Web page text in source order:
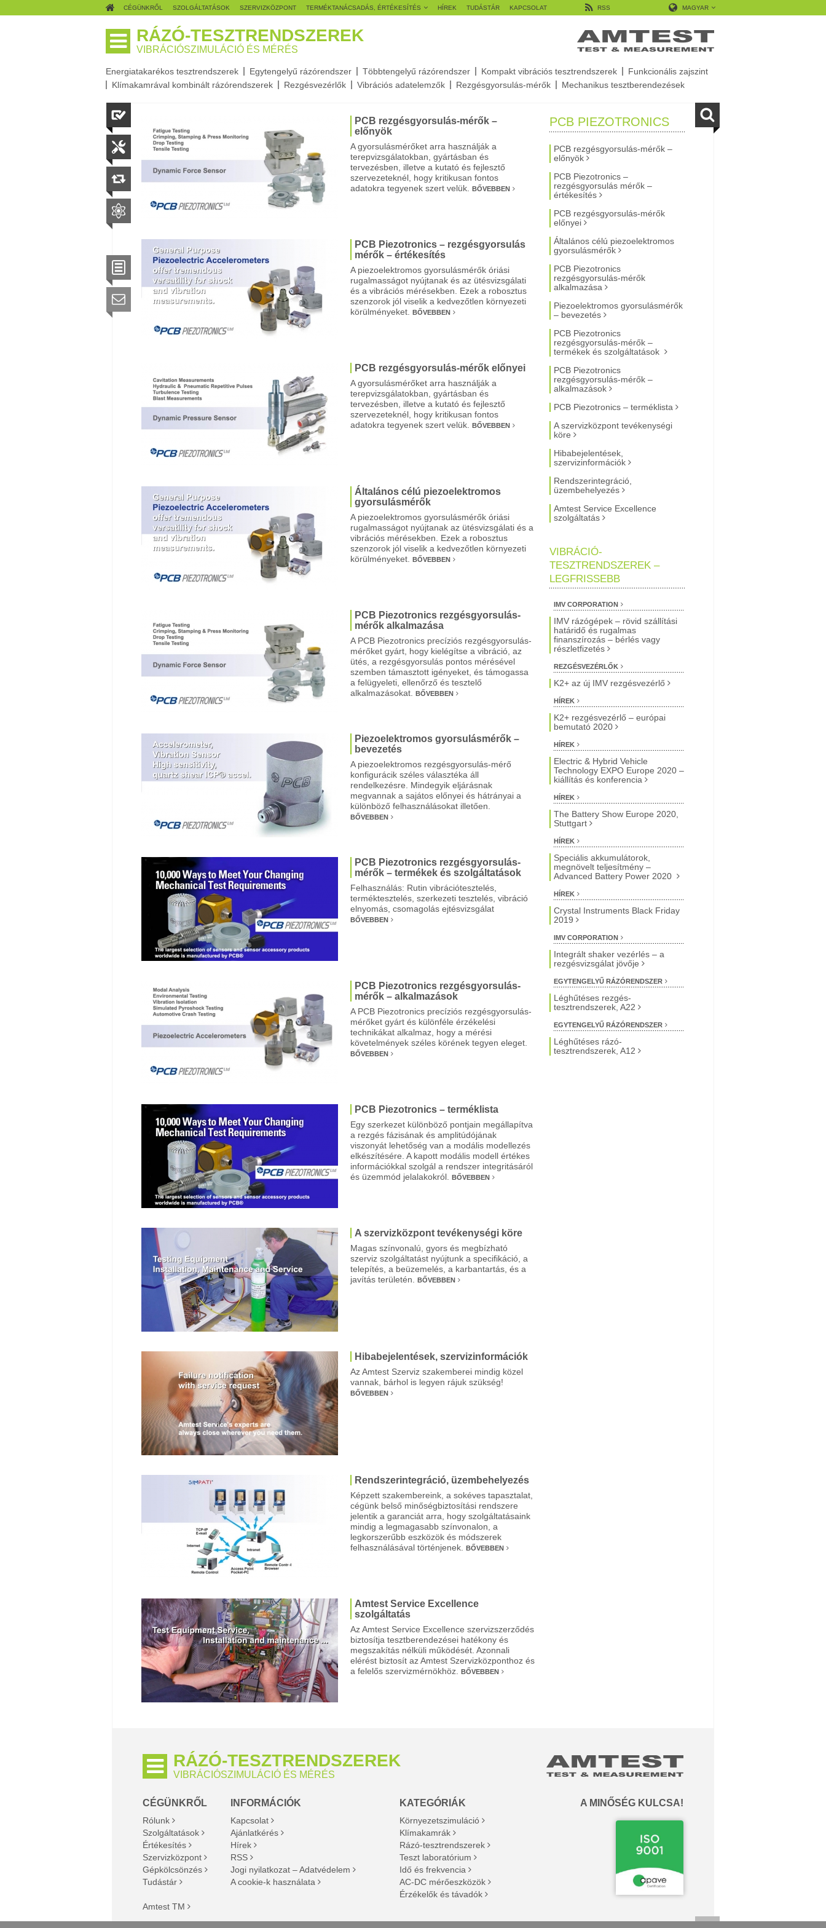
CÉGÜNKRŐL SZOLGÁLTATÁSOK SZERVIZKÖZPONT TERMÉKTANÁCSADÁS, ÉRTÉKESÍTÉS HÍREK TUDÁSTÁR KAPCSOLAT RSS MAGYAR
RÁZÓ-TESZTRENDSZEREK
VIBRÁCIÓSZIMULÁCIÓ ÉS MÉRÉS
Energiatakarékos tesztrendszerek Egytengelyű rázórendszer Többtengelyű rázórendszer Kompakt vibrációs tesztrendszerek
Funkcionális zajszint
Klímakamrával kombinált rázórendszerek
Rezgésvezérlők Vibrációs adatelemzők Rezgésgyorsulás-mérők Mechanikus tesztberendezések
PCB rezgésgyorsulás-mérők –
előnyök
A gyorsulásmérőket arra használják a
terepvizsgálatokban, gyártásban és
tervezésben, illetve a kutató és fejlesztő
szervezeteknél, hogy kritikusan fontos
adatokra tegyenek szert velük.
BŐVEBBEN
PCB Piezotronics – rezgésgyorsulás
mérők – értékesítés
A piezoelektromos gyorsulásmérők óriási
rugalmasságot nyújtanak és az ütésvizsgálati
és a vibrációs mérésekben. Ezek a robosztus
szenzorok jól viselik a kedvezőtlen környezeti
körülményeket.
BŐVEBBEN
PCB rezgésgyorsulás-mérők előnyei
A gyorsulásmérőket arra használják a
terepvizsgálatokban, gyártásban és
tervezésben, illetve a kutató és fejlesztő
szervezeteknél, hogy kritikusan fontos
adatokra tegyenek szert velük.
BŐVEBBEN
Általános célú piezoelektromos
gyorsulásmérők
A piezoelektromos gyorsulásmérők óriási
rugalmasságot nyújtanak az ütésvizsgálati és a
vibrációs mérésekben. Ezek a robosztus
szenzorok jól viselik a kedvezőtlen környezeti
körülményeket.
BŐVEBBEN
PCB Piezotronics rezgésgyorsulás-
mérők alkalmazása
A PCB Piezotronics precíziós rezgésgyorsulás-
mérőket gyárt, hogy kielégítse a vibráció, az
ütés, a rezgésgyorsulás pontos mérésével
szemben támasztott igényeket, és támogassa
a felügyeleti, ellenőrző és tesztelő
alkalmazásokat.
BŐVEBBEN
Piezoelektromos gyorsulásmérők –
bevezetés
A piezoelektromos rezgésgyorsulás-mérő
konfigurácik széles választéka áll
rendelkezésre. Mindegyik eljárásnak
megvannak a sajátos előnyei és hátrányai a
különböző felhasználásokat illetően.
BŐVEBBEN
PCB Piezotronics rezgésgyorsulás-
mérők – termékek és szolgáltatások
Felhasználás: Rutin vibrációtesztelés,
terméktesztelés, szerkezeti tesztelés, vibráció
elnyomás, csomagolás ejtésvizsgálat
BŐVEBBEN
PCB Piezotronics rezgésgyorsulás-
mérők – alkalmazások
A PCB Piezotronics precíziós rezgésgyorsulás-
mérőket gyárt és különféle érzékelési
technikákat alkalmaz, hogy a mérési
követelmények széles körének tegyen eleget.
BŐVEBBEN
PCB Piezotronics – terméklista
Egy szerkezet különböző pontjain megállapítva
a rezgés fázisának és amplitúdójának
viszonyát lehetőség van a modális modellezés
elkészítésére. A kapott modális modell értékes
információkkal szolgál a rendszer integritásáról
és üzemmód jelalakokról.
BŐVEBBEN
A szervizközpont tevékenységi köre
Magas színvonalú, gyors és megbízható
szerviz szolgáltatást nyújtunk a specifikáció, a
telepítés, a beüzemelés, a karbantartás, és a
javítás területén.
BŐVEBBEN
Hibabejelentések, szervizinformációk
Az Amtest Szerviz szakemberei mindig közel
vannak, bárhol is legyen rájuk szükség!
BŐVEBBEN
Rendszerintegráció, üzembehelyezés
Képzett szakembereink, a sokéves tapasztalat,
cégünk belső minőségbiztosítási rendszere
jelentik a garanciát arra, hogy szolgáltatásaink
mindig a legmagasabb színvonalon, a
legkorszerűbb eszközök és módszerek
felhasználásával történjenek.
BŐVEBBEN
Amtest Service Excellence
szolgáltatás
Az Amtest Service Excellence szervizszerződés
biztosítja tesztberendezései hatékony és
megszakítás nélküli működését. Azonnali
elérést biztosít az Amtest Szervizközponthoz és
a felelős szervizmérnökhöz.
BŐVEBBEN
PCB PIEZOTRONICS
PCB rezgésgyorsulás-mérők –
előnyök
PCB Piezotronics –
rezgésgyorsulás mérők –
értékesítés
PCB rezgésgyorsulás-mérők
előnyei
Általános célú piezoelektromos
gyorsulásmérők
PCB Piezotronics
rezgésgyorsulás-mérők
alkalmazása
Piezoelektromos gyorsulásmérők
– bevezetés
PCB Piezotronics
rezgésgyorsulás-mérők –
termékek és szolgáltatások
PCB Piezotronics
rezgésgyorsulás-mérők –
alkalmazások
PCB Piezotronics – terméklista
A szervizközpont tevékenységi
köre
Hibabejelentések,
szervizinformációk
Rendszerintegráció,
üzembehelyezés
Amtest Service Excellence
szolgáltatás
VIBRÁCIÓ-
TESZTRENDSZEREK –
LEGFRISSEBB
IMV CORPORATION
IMV rázógépek – rövid szállítási
határidő és rugalmas
finanszírozás – bérlés vagy
részletfizetés
REZGÉSVEZÉRLŐK
K2+ az új IMV rezgésvezérlő
HÍREK
K2+ rezgésvezérlő – európai
bemutató 2020
HÍREK
Electric & Hybrid Vehicle
Technology EXPO Europe 2020 –
kiállítás és konferencia
HÍREK
The Battery Show Europe 2020,
Stuttgart
HÍREK
Speciális akkumulátorok,
megnövelt teljesítmény –
Advanced Battery Power 2020
HÍREK
Crystal Instruments Black Friday
2019
IMV CORPORATION
Integrált shaker vezérlés – a
rezgésvizsgálat jövője
EGYTENGELYŰ RÁZÓRENDSZER
Léghűtéses rezgés-
tesztrendszerek, A22
EGYTENGELYŰ RÁZÓRENDSZER
Léghűtéses rázó-
tesztrendszerek, A12
RÁZÓ-TESZTRENDSZEREK
VIBRÁCIÓSZIMULÁCIÓ ÉS MÉRÉS
CÉGÜNKRŐL
Rólunk
Szolgáltatások
Értékesítés
Szervizközpont
Gépkölcsönzés
Tudástár
Amtest TM
INFORMÁCIÓK
Kapcsolat
Ajánlatkérés
Hírek
RSS
Jogi nyilatkozat – Adatvédelem
A cookie-k használata
KATEGÓRIÁK
Környezetszimuláció
Klímakamrák
Rázó-tesztrendszerek
Teszt laboratórium
Idő és frekvencia
AC-DC mérőeszközök
Érzékelők és távadók
A MINŐSÉG KULCSA!